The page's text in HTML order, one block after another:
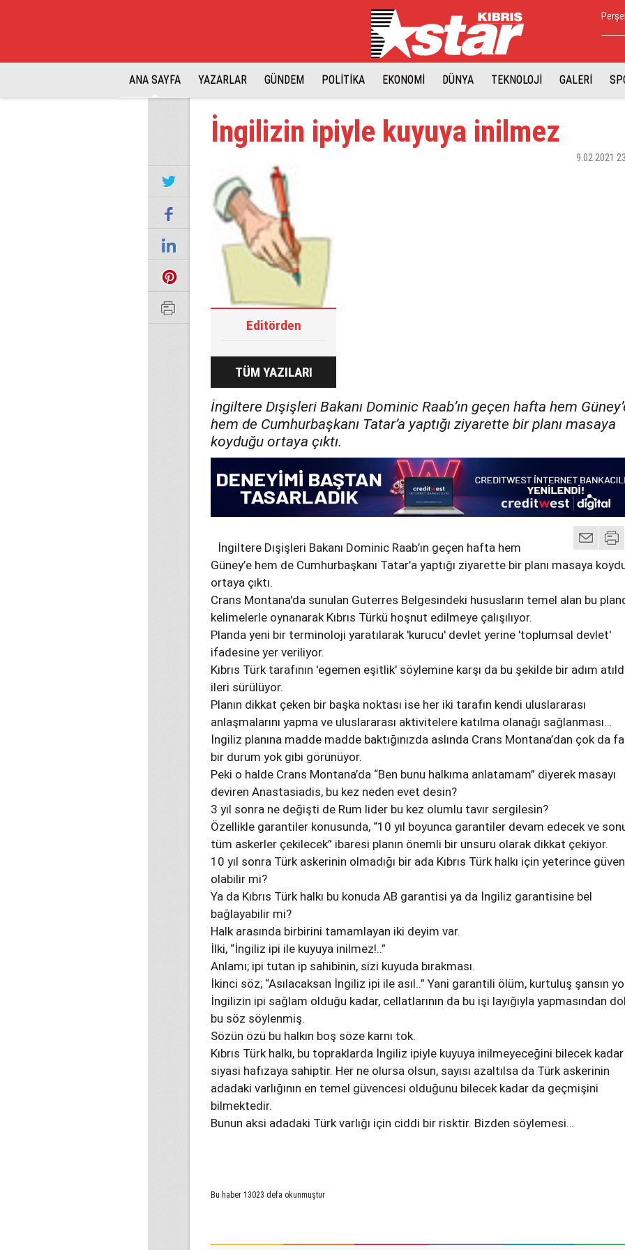
ANA SAYFA YAZARLAR GÜNDEM POLİTİKA EKONOMİ DÜNYA TEKNOLOJİ GALERİ
İngilizin ipiyle kuyuya inilmez
9.02.2021
Editörden
TÜM YAZILARI
İngiltere Dışişleri Bakanı Dominic Raab’ın geçen hafta hem
hem de Cumhurbaşkanı Tatar’a yaptığı ziyarette bir planı masaya
koyduğu ortaya çıktı.
İngiltere Dışişleri Bakanı Dominic Raab’ın geçen hafta hem
Güney’e hem de Cumhurbaşkanı Tatar’a yaptığı ziyarette bir planı masaya
ortaya çıktı.
Crans Montana'da sunulan Guterres Belgesindeki hususların temel alan bu
kelimelerle oynanarak Kıbrıs Türkü hoşnut edilmeye çalışılıyor.
Planda yeni bir terminoloji yaratılarak 'kurucu' devlet yerine 'toplumsal devlet'
ifadesine yer veriliyor.
Kıbrıs Türk tarafının 'egemen eşitlik' söylemine karşı da bu şekilde bir adım
ileri sürülüyor.
Planın dikkat çeken bir başka noktası ise her iki tarafın kendi uluslararası
anlaşmalarını yapma ve uluslararası aktivitelere katılma olanağı sağlanması…
İngiliz planına madde madde baktığınızda aslında Crans Montana’dan çok da
bir durum yok gibi görünüyor.
Peki o halde Crans Montana’da “Ben bunu halkıma anlatamam” diyerek masayı
deviren Anastasiadis, bu kez neden evet desin?
3 yıl sonra ne değişti de Rum lider bu kez olumlu tavır sergilesin?
Özellikle garantiler konusunda, “10 yıl boyunca garantiler devam edecek ve
tüm askerler çekilecek” ibaresi planın önemli bir unsuru olarak dikkat çekiyor.
10 yıl sonra Türk askerinin olmadığı bir ada Kıbrıs Türk halkı için yeterince
olabilir mi?
Ya da Kıbrıs Türk halkı bu konuda AB garantisi ya da İngiliz garantisine bel
bağlayabilir mi?
Halk arasında birbirini tamamlayan iki deyim var.
İlki, “İngiliz ipi ile kuyuya inilmez!..”
Anlamı; ipi tutan ip sahibinin, sizi kuyuda bırakması.
İkinci söz; “Asılacaksan İngiliz ipi ile asıl..” Yani garantili ölüm, kurtuluş şansın
İngilizin ipi sağlam olduğu kadar, cellatlarının da bu işi layığıyla yapmasından
bu söz söylenmiş.
Sözün özü bu halkın boş söze karnı tok.
Kıbrıs Türk halkı, bu topraklarda İngiliz ipiyle kuyuya inilmeyeceğini bilecek kadar
siyasi hafızaya sahiptir. Her ne olursa olsun, sayısı azaltılsa da Türk askerinin
adadaki varlığının en temel güvencesi olduğunu bilecek kadar da geçmişini
bilmektedir.
Bunun aksi adadaki Türk varlığı için ciddi bir risktir. Bizden söylemesi…
Bu haber 13023 defa okunmuştur